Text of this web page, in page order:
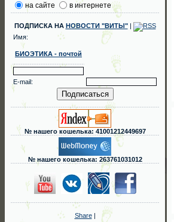
на сайте в интернете
ПОДПИСКА НА НОВОСТИ "ВИТЫ"|
Имя:
БИОЭТИКА - почтой
E-mail:
№ нашего кошелька: 41001212449697
№ нашего кошелька: 263761031012
Share |